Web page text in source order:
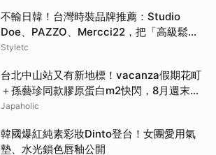
不輸日韓！台灣時裝品牌推薦：Studio
Doe、PAZZO、Mercci22，把「高級鬆弛
感」穿成日常
Styletc
台北中山站又有新地標！vacanza假期花町
＋孫藝珍同款膠原蛋白m2快閃，8月週末必
逛這2大爆款景點
Japaholic
韓國爆紅純素彩妝Dinto登台！女團愛用氣
墊、水光鎖色唇釉公開